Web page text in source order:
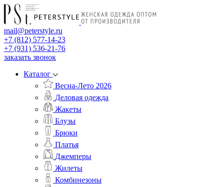
mail@peterstyle.ru
+7 (812) 577-14-23
+7 (931) 536-21-76
заказать звонок
Каталог
Весна-Лето 2026
Деловая одежда
Жакеты
Блузы
Брюки
Платья
Джемперы
Жилеты
Комбинезоны